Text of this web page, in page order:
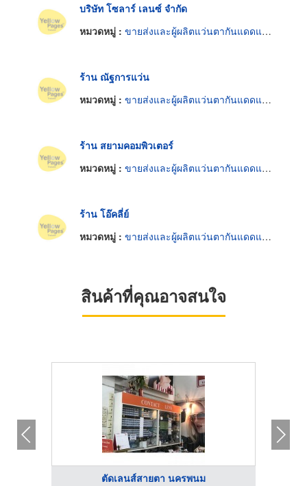
บริษัท โซลาร์ เลนซ์ จำกัด
หมวดหมู่ : ขายส่งและผู้ผลิตแว่นตากันแดดและกันลม
ร้าน ณัฐการแว่น
หมวดหมู่ : ขายส่งและผู้ผลิตแว่นตากันแดดและกันลม
ร้าน สยามคอมพิวเตอร์
หมวดหมู่ : ขายส่งและผู้ผลิตแว่นตากันแดดและกันลม
ร้าน โอ๊คลี่ย์
หมวดหมู่ : ขายส่งและผู้ผลิตแว่นตากันแดดและกันลม
สินค้าที่คุณอาจสนใจ
ตัดเลนส์สายตา นครพนม